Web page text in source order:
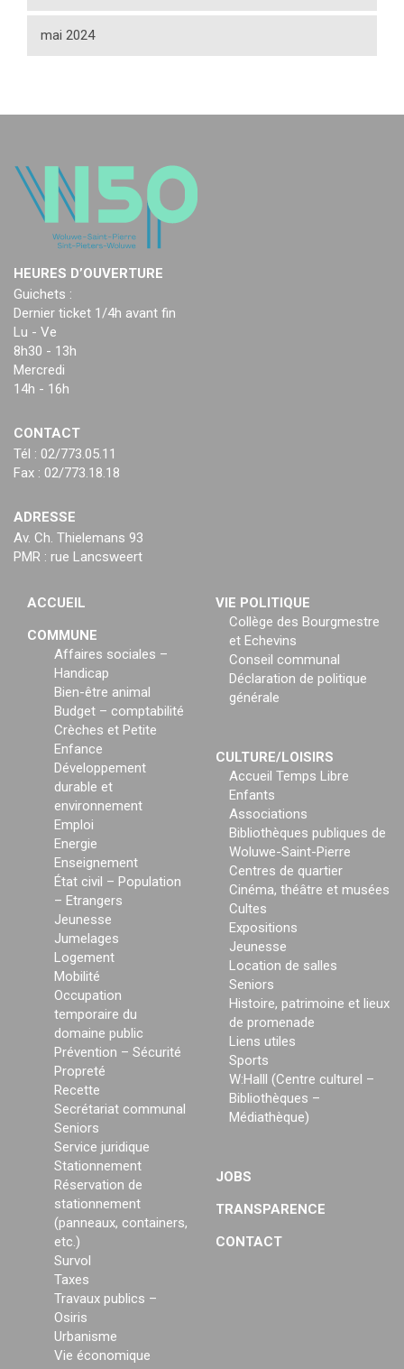
mai 2024
HEURES D’OUVERTURE
Guichets :
Dernier ticket 1/4h avant fin
Lu - Ve
8h30 - 13h
Mercredi
14h - 16h
CONTACT
Tél : 02/773.05.11
Fax : 02/773.18.18
ADRESSE
Av. Ch. Thielemans 93
PMR : rue Lancsweert
ACCUEIL
COMMUNE
Affaires sociales –
Handicap
Bien-être animal
Budget – comptabilité
Crèches et Petite
Enfance
Développement
durable et
environnement
Emploi
Energie
Enseignement
État civil – Population
– Etrangers
Jeunesse
Jumelages
Logement
Mobilité
Occupation
temporaire du
domaine public
Prévention – Sécurité
Propreté
Recette
Secrétariat communal
Seniors
Service juridique
Stationnement
Réservation de
stationnement
(panneaux, containers,
etc.)
Survol
Taxes
Travaux publics –
Osiris
Urbanisme
Vie économique
VIE POLITIQUE
Collège des Bourgmestre
et Echevins
Conseil communal
Déclaration de politique
générale
CULTURE/LOISIRS
Accueil Temps Libre
Enfants
Associations
Bibliothèques publiques de
Woluwe-Saint-Pierre
Centres de quartier
Cinéma, théâtre et musées
Cultes
Expositions
Jeunesse
Location de salles
Seniors
Histoire, patrimoine et lieux
de promenade
Liens utiles
Sports
W:Halll (Centre culturel –
Bibliothèques –
Médiathèque)
JOBS
TRANSPARENCE
CONTACT